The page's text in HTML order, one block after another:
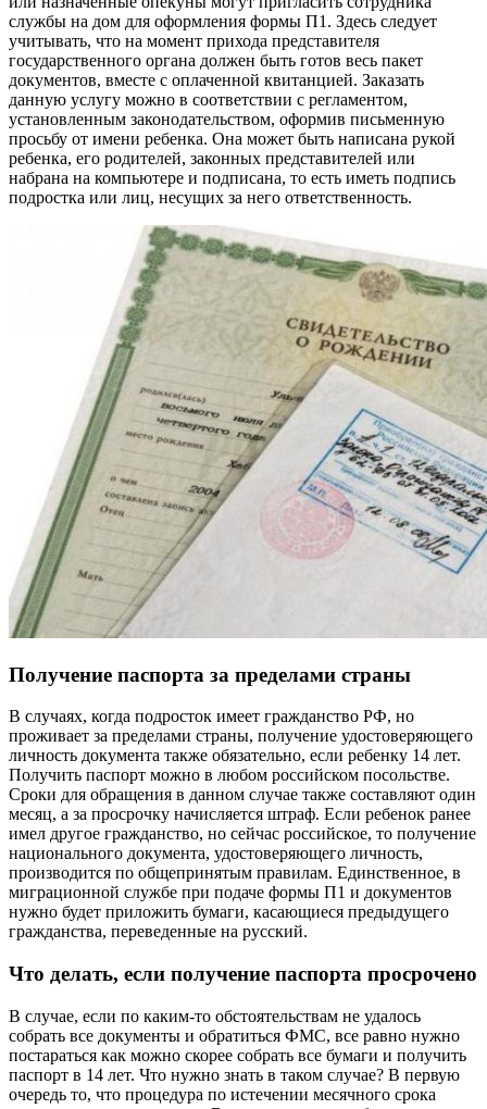
службы на дом для оформления формы П1. Здесь следует
учитывать, что на момент прихода представителя
государственного органа должен быть готов весь пакет
документов, вместе с оплаченной квитанцией. Заказать
данную услугу можно в соответствии с регламентом,
установленным законодательством, оформив письменную
просьбу от имени ребенка. Она может быть написана рукой
ребенка, его родителей, законных представителей или
набрана на компьютере и подписана, то есть иметь подпись
подростка или лиц, несущих за него ответственность.
Получение паспорта за пределами страны
В случаях, когда подросток имеет гражданство РФ, но
проживает за пределами страны, получение удостоверяющего
личность документа также обязательно, если ребенку 14 лет.
Получить паспорт можно в любом российском посольстве.
Сроки для обращения в данном случае также составляют один
месяц, а за просрочку начисляется штраф. Если ребенок ранее
имел другое гражданство, но сейчас российское, то получение
национального документа, удостоверяющего личность,
производится по общепринятым правилам. Единственное, в
миграционной службе при подаче формы П1 и документов
нужно будет приложить бумаги, касающиеся предыдущего
гражданства, переведенные на русский.
Что делать, если получение паспорта просрочено
В случае, если по каким-то обстоятельствам не удалось
собрать все документы и обратиться ФМС, все равно нужно
постараться как можно скорее собрать все бумаги и получить
паспорт в 14 лет. Что нужно знать в таком случае? В первую
очередь то, что процедура по истечении месячного срока